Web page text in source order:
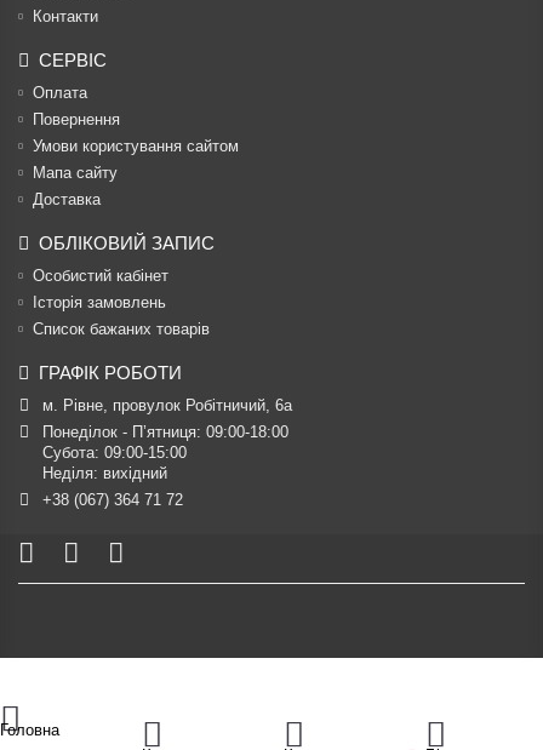
Контакти
СЕРВІС
Оплата
Повернення
Умови користування сайтом
Мапа сайту
Доставка
ОБЛІКОВИЙ ЗАПИС
Особистий кабінет
Історія замовлень
Список бажаних товарів
ГРАФІК РОБОТИ
м. Рівне, провулок Робітничий, 6а
Понеділок - П’ятниця: 09:00-18:00
Субота: 09:00-15:00
Неділя: вихідний
+38 (067) 364 71 72
Головна